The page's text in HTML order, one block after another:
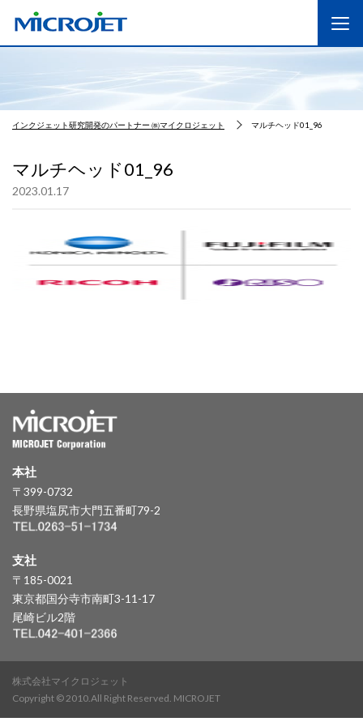
インクジェット研究開発のパートナー ㈱マイクロジェット マルチヘッド01_96
マルチヘッド01_96
2023.01.17
本社
〒399-0732
長野県塩尻市大門五番町79-2
支社
〒185-0021
東京都国分寺市南町3-11-17
尾崎ビル2階
株式会社マイクロジェット
Copyright © 2010.All Right Reserved. MICROJET